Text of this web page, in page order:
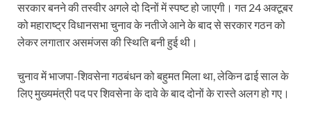
सरकार बनने की तस्वीर अगले दो दिनों में स्पष्ट हो जाएगी। गत 24 अक्टूबर
को महाराष्ट्र विधानसभा चुनाव के नतीजे आने के बाद से सरकार गठन को
लेकर लगातार असमंजस की स्थिति बनी हुई थी।
चुनाव में भाजपा-शिवसेना गठबंधन को बहुमत मिला था, लेकिन ढाई साल के
लिए मुख्यमंत्री पद पर शिवसेना के दावे के बाद दोनों के रास्ते अलग हो गए।